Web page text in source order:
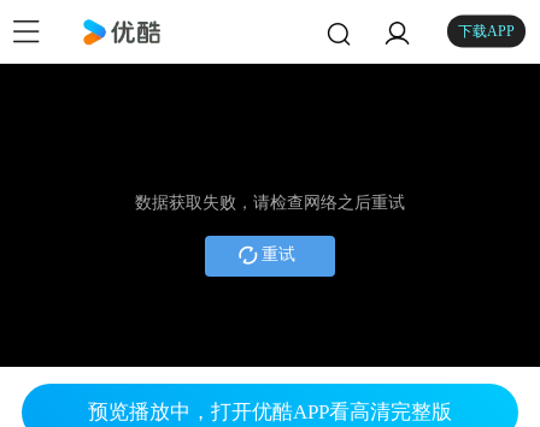
下载APP
数据获取失败，请检查网络之后重试
重试
预览播放中，打开优酷APP看高清完整版